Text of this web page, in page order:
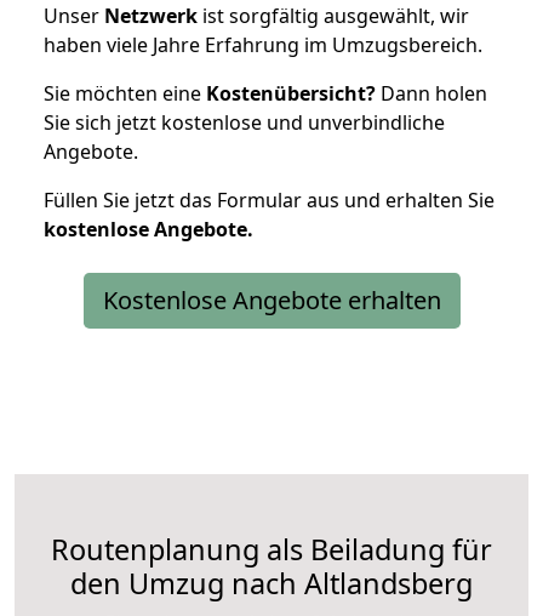
Unser Netzwerk ist sorgfältig ausgewählt, wir
haben viele Jahre Erfahrung im Umzugsbereich.
Sie möchten eine Kostenübersicht? Dann holen
Sie sich jetzt kostenlose und unverbindliche
Angebote.
Füllen Sie jetzt das Formular aus und erhalten Sie
kostenloseAngebote.
Kostenlose Angebote erhalten
Routenplanung als Beiladung für
den Umzug nach Altlandsberg